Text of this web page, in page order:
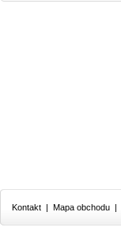
Kontakt | Mapa obchodu |